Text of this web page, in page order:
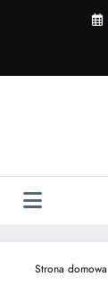
Strona domowa